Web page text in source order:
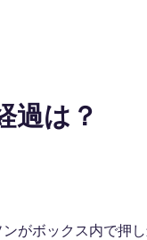
過は？
がボックス内で押し